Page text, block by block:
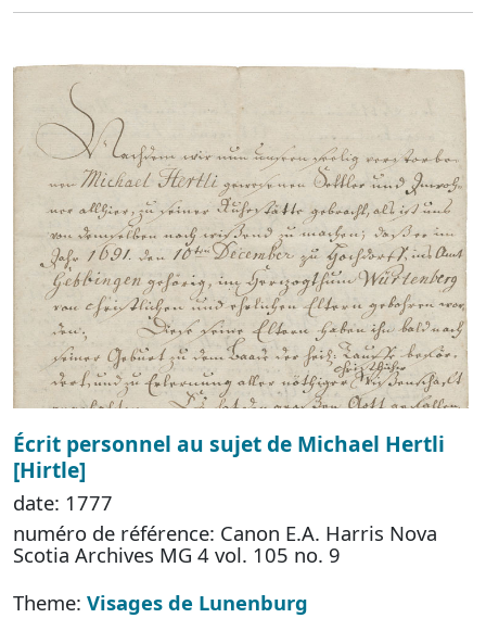
Écrit personnel au sujet de Michael Hertli
[Hirtle]
date: 1777
numéro de référence: Canon E.A. Harris Nova
Scotia Archives MG 4 vol. 105 no. 9
Theme: Visages de Lunenburg